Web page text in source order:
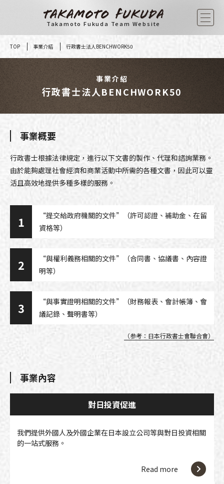
content
Takamoto Fukuda Team Website
TOP 事業介紹 行政書士法人BENCHWORK50
事業介紹
行政書士法人BENCHWORK50
事業概要
行政書士根據法律規定，進行以下文書的製作、代理和諮詢業務。
由於能夠處理社會經濟和商業活動中所需的各種文書，因此可以靈
活且高效地提供多種多樣的服務。
1
“提交給政府機關的文件”（許可認證、補助金、在留
資格等）
2
“與權利義務相關的文件”（合同書、協議書、內容證
明等）
3
“與事實證明相關的文件”（財務報表、會計帳簿、會
議記錄、聲明書等）
（参考：日本行政書士會聯合會）
事業內容
對日投資促進
我們提供外國人及外國企業在日本設立公司等與對日投資相關
的一站式服務。
Read more